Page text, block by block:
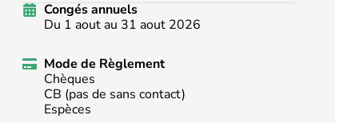
Congés annuels
Du 1 aout au 31 aout 2026
Mode de Règlement
Chèques
CB (pas de sans contact)
Espèces